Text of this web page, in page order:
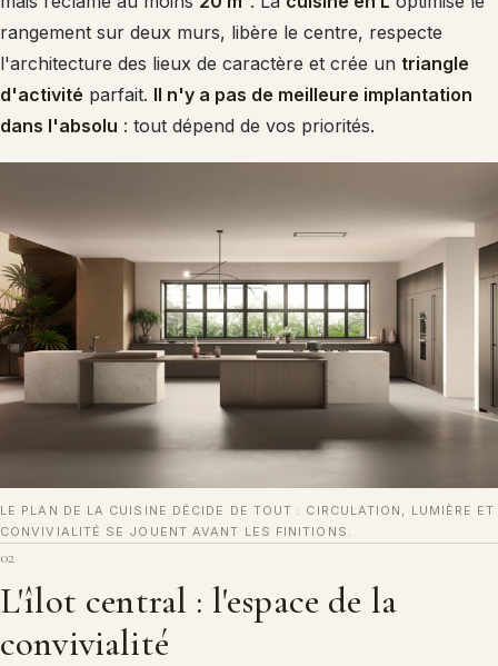
rangement sur deux murs, libère le centre, respecte
l'architecture des lieux de caractère et crée un triangle
d'activité parfait. Il n'y a pas de meilleure implantation
dans l'absolu : tout dépend de vos priorités.
LE PLAN DE LA CUISINE DÉCIDE DE TOUT : CIRCULATION, LUMIÈRE ET
CONVIVIALITÉ SE JOUENT AVANT LES FINITIONS.
02
L'îlot central : l'espace de la
convivialité